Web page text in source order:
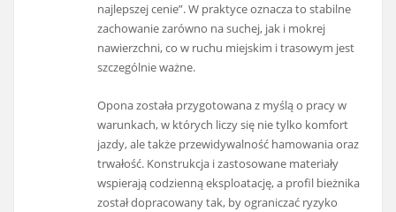
najlepszej cenie”. W praktyce oznacza to stabilne
zachowanie zarówno na suchej, jak i mokrej
nawierzchni, co w ruchu miejskim i trasowym jest
szczególnie ważne.
Opona została przygotowana z myślą o pracy w
warunkach, w których liczy się nie tylko komfort
jazdy, ale także przewidywalność hamowania oraz
trwałość. Konstrukcja i zastosowane materiały
wspierają codzienną eksploatację, a profil bieżnika
został dopracowany tak, by ograniczać ryzyko